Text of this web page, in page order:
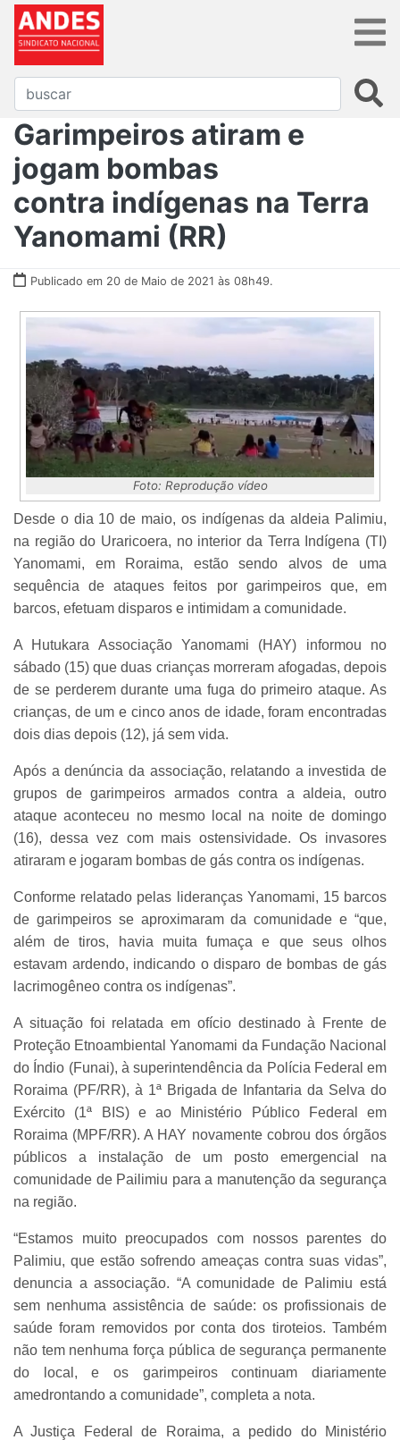
Garimpeiros atiram e
jogam bombas
contra indígenas na Terra
Yanomami (RR)
Publicado em 20 de Maio de 2021 às 08h49.
Foto: Reprodução vídeo
Desde o dia 10 de maio, os indígenas da aldeia Palimiu,
na região do Uraricoera, no interior da Terra Indígena (TI)
Yanomami, em Roraima, estão sendo alvos de uma
sequência de ataques feitos por garimpeiros que, em
barcos, efetuam disparos e intimidam a comunidade.
A Hutukara Associação Yanomami (HAY) informou no
sábado (15) que duas crianças morreram afogadas, depois
de se perderem durante uma fuga do primeiro ataque. As
crianças, de um e cinco anos de idade, foram encontradas
dois dias depois (12), já sem vida.
Após a denúncia da associação, relatando a investida de
grupos de garimpeiros armados contra a aldeia, outro
ataque aconteceu no mesmo local na noite de domingo
(16), dessa vez com mais ostensividade. Os invasores
atiraram e jogaram bombas de gás contra os indígenas.
Conforme relatado pelas lideranças Yanomami, 15 barcos
de garimpeiros se aproximaram da comunidade e “que,
além de tiros, havia muita fumaça e que seus olhos
estavam ardendo, indicando o disparo de bombas de gás
lacrimogêneo contra os indígenas”.
A situação foi relatada em ofício destinado à Frente de
Proteção Etnoambiental Yanomami da Fundação Nacional
do Índio (Funai), à superintendência da Polícia Federal em
Roraima (PF/RR), à 1ª Brigada de Infantaria da Selva do
Exército (1ª BIS) e ao Ministério Público Federal em
Roraima (MPF/RR). A HAY novamente cobrou dos órgãos
públicos a instalação de um posto emergencial na
comunidade de Pailimiu para a manutenção da segurança
na região.
“Estamos muito preocupados com nossos parentes do
Palimiu, que estão sofrendo ameaças contra suas vidas”,
denuncia a associação. “A comunidade de Palimiu está
sem nenhuma assistência de saúde: os profissionais de
saúde foram removidos por conta dos tiroteios. Também
não tem nenhuma força pública de segurança permanente
do local, e os garimpeiros continuam diariamente
amedrontando a comunidade”, completa a nota.
A Justiça Federal de Roraima, a pedido do Ministério